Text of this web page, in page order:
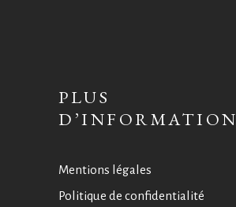
PLUS
D’INFORMATION
Mentions légales
Politique de confidentialité